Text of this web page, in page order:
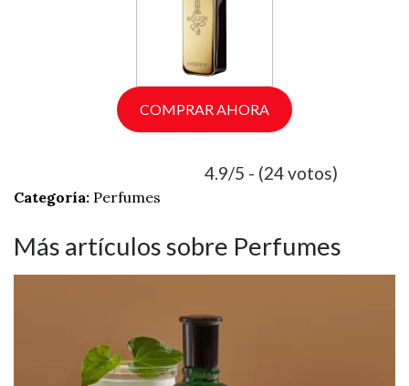
COMPRAR AHORA
4.9/5 - (24 votos)
Categoría: Perfumes
Más artículos sobre Perfumes